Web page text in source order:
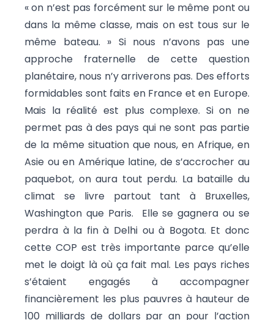
« on n’est pas forcément sur le même pont ou
dans la même classe, mais on est tous sur le
même bateau. » Si nous n’avons pas une
approche fraternelle de cette question
planétaire, nous n’y arriverons pas. Des efforts
formidables sont faits en France et en Europe.
Mais la réalité est plus complexe. Si on ne
permet pas à des pays qui ne sont pas partie
de la même situation que nous, en Afrique, en
Asie ou en Amérique latine, de s’accrocher au
paquebot, on aura tout perdu. La bataille du
climat se livre partout tant à Bruxelles,
Washington que Paris. Elle se gagnera ou se
perdra à la fin à Delhi ou à Bogota. Et donc
cette COP est très importante parce qu’elle
met le doigt là où ça fait mal. Les pays riches
s’étaient engagés à accompagner
financièrement les plus pauvres à hauteur de
100 milliards de dollars par an pour l’action